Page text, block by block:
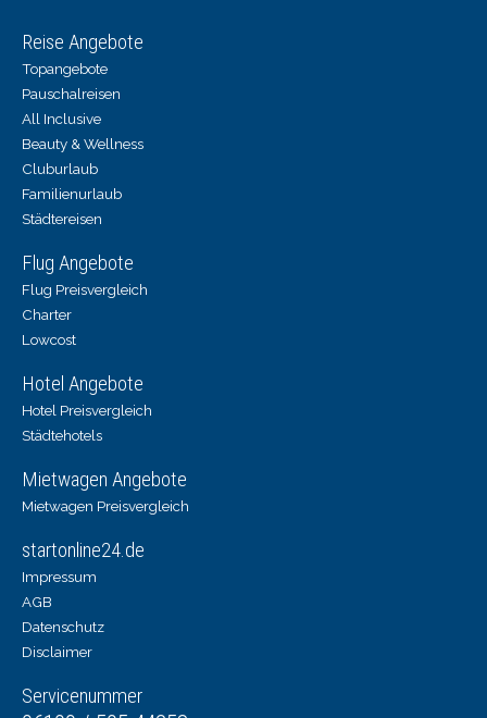
Reise Angebote
Topangebote
Pauschalreisen
All Inclusive
Beauty & Wellness
Cluburlaub
Familienurlaub
Städtereisen
Flug Angebote
Flug Preisvergleich
Charter
Lowcost
Hotel Angebote
Hotel Preisvergleich
Städtehotels
Mietwagen Angebote
Mietwagen Preisvergleich
startonline24.de
Impressum
AGB
Datenschutz
Disclaimer
Servicenummer